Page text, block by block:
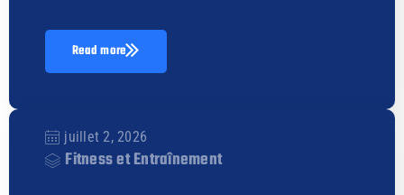
Read more
juillet 2, 2026
Fitness et Entraînement